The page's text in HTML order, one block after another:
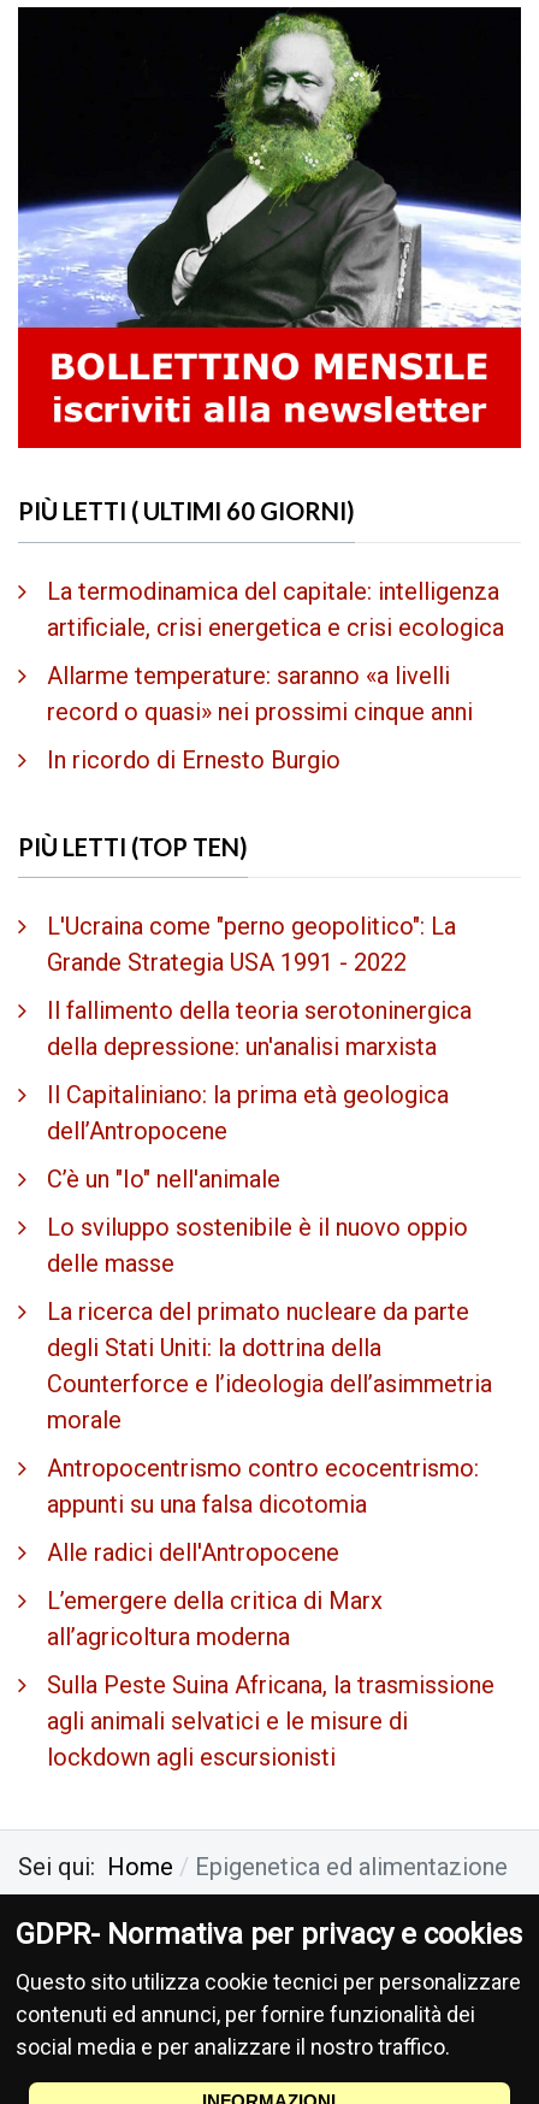
PIÙ LETTI ( ULTIMI 60 GIORNI)
La termodinamica del capitale: intelligenza
artificiale, crisi energetica e crisi ecologica
Allarme temperature: saranno «a livelli
record o quasi» nei prossimi cinque anni
In ricordo di Ernesto Burgio
PIÙ LETTI (TOP TEN)
L'Ucraina come "perno geopolitico": La
Grande Strategia USA 1991 - 2022
Il fallimento della teoria serotoninergica
della depressione: un'analisi marxista
Il Capitaliniano: la prima età geologica
dell’Antropocene
C’è un "Io" nell'animale
Lo sviluppo sostenibile è il nuovo oppio
delle masse
La ricerca del primato nucleare da parte
degli Stati Uniti: la dottrina della
Counterforce e l’ideologia dell’asimmetria
morale
Antropocentrismo contro ecocentrismo:
appunti su una falsa dicotomia
Alle radici dell'Antropocene
L’emergere della critica di Marx
all’agricoltura moderna
Sulla Peste Suina Africana, la trasmissione
agli animali selvatici e le misure di
lockdown agli escursionisti
Sei qui: Home Epigenetica ed alimentazione
Antropocene Ecologia Socialismo Privacy
Donazioni
Le informa­zioni di cui si occupa questo sito non hanno na­tura periodica, pertanto non
sono sog­gette alla normativa della legge 47/78, richiamata dalla leg­ge 62/­2001.
GDPR- Normativa per privacy e cookies
Questo sito utilizza cookie tecnici per personalizzare
contenuti ed annunci, per fornire funzionalità dei
social media e per analizzare il nostro traffico.